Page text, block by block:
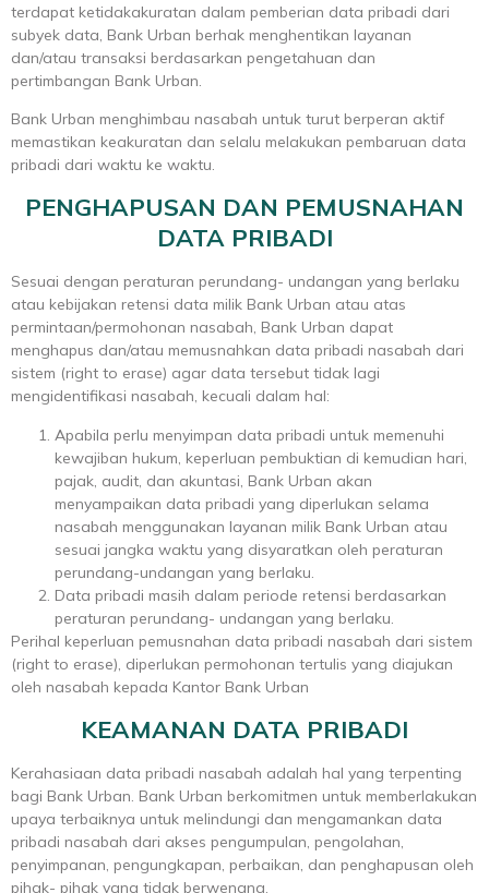
terdapat ketidakakuratan dalam pemberian data pribadi dari
subyek data, Bank Urban berhak menghentikan layanan
dan/atau transaksi berdasarkan pengetahuan dan
pertimbangan Bank Urban.
Bank Urban menghimbau nasabah untuk turut berperan aktif
memastikan keakuratan dan selalu melakukan pembaruan data
pribadi dari waktu ke waktu.
PENGHAPUSAN DAN PEMUSNAHAN
DATA PRIBADI
Sesuai dengan peraturan perundang- undangan yang berlaku
atau kebijakan retensi data milik Bank Urban atau atas
permintaan/permohonan nasabah, Bank Urban dapat
menghapus dan/atau memusnahkan data pribadi nasabah dari
sistem (right to erase) agar data tersebut tidak lagi
mengidentifikasi nasabah, kecuali dalam hal:
Apabila perlu menyimpan data pribadi untuk memenuhi
kewajiban hukum, keperluan pembuktian di kemudian hari,
pajak, audit, dan akuntasi, Bank Urban akan
menyampaikan data pribadi yang diperlukan selama
nasabah menggunakan layanan milik Bank Urban atau
sesuai jangka waktu yang disyaratkan oleh peraturan
perundang-undangan yang berlaku.
Data pribadi masih dalam periode retensi berdasarkan
peraturan perundang- undangan yang berlaku.
Perihal keperluan pemusnahan data pribadi nasabah dari sistem
(right to erase), diperlukan permohonan tertulis yang diajukan
oleh nasabah kepada Kantor Bank Urban
KEAMANAN DATA PRIBADI
Kerahasiaan data pribadi nasabah adalah hal yang terpenting
bagi Bank Urban. Bank Urban berkomitmen untuk memberlakukan
upaya terbaiknya untuk melindungi dan mengamankan data
pribadi nasabah dari akses pengumpulan, pengolahan,
penyimpanan, pengungkapan, perbaikan, dan penghapusan oleh
pihak- pihak yang tidak berwenang.